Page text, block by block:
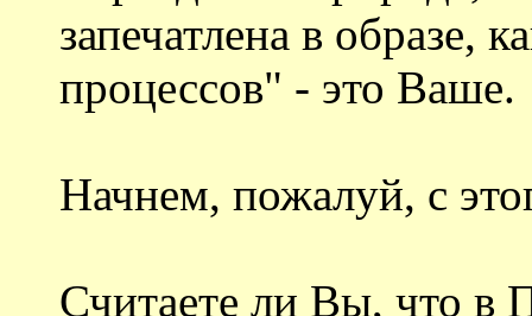
запечатлена в образе,
процессов" - это Ваше.
Начнем, пожалуй, с
Считаете ли Вы, что в